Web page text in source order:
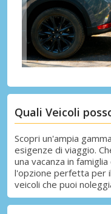
Quali Veicoli
Scopri un'ampia
esigenze di viaggio.
una vacanza in
l'opzione perfetta per
veicoli che puoi